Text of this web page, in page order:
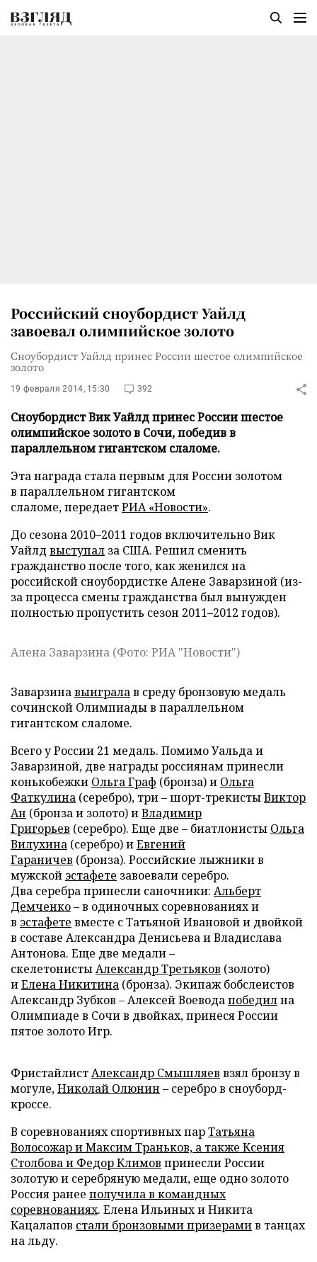
Российский сноубордист Уайлд
завоевал олимпийское золото
Сноубордист Уайлд принес России шестое олимпийское
золото
19 февраля 2014, 15:30 392
Сноубордист Вик Уайлд принес России шестое
олимпийское золото в Сочи, победив в
параллельном гигантском слаломе.
Эта награда стала первым для России золотом
в параллельном гигантском
слаломе, передаетРИА «Новости».
До сезона 2010–2011 годов включительноВик
Уайлд выступал за США. Решил сменить
гражданство после того, как женился на
российской сноубордистке Алене Заварзиной (из-
за процесса смены гражданства был вынужден
полностью пропустить сезон 2011–2012 годов).
Алена Заварзина (Фото: РИА "Новости")
Заварзинавыигралав среду бронзовую медаль
сочинской Олимпиады в параллельном
гигантском слаломе.
Всего у России 21 медаль. Помимо Уальда и
Заварзиной, две награды россиянам принесли
конькобежки Ольга Граф (бронза) и Ольга
Фаткулина (серебро), три – шорт-трекистыВиктор
Ан (бронза и золото) иВладимир
Григорьев (серебро). Еще две – биатлонисты Ольга
Вилухина (серебро) иЕвгений
Гараничев (бронза). Российские лыжники в
мужской эстафете завоевали серебро.
Два серебра принесли саночники: Альберт
Демченко– в одиночных соревнованиях и
в эстафете вместе с Татьяной Ивановой и двойкой
в составе Александра Денисьева и Владислава
Антонова. Еще две медали –
скелетонистыАлександр Третьяков (золото)
иЕлена Никитина (бронза). Экипаж бобслеистов
Александр Зубков – Алексей Воеводапобедилна
Олимпиаде в Сочи в двойках, принеся России
пятое золото Игр.
ФристайлистАлександр Смышляев взял бронзу в
могуле,Николай Олюнин – серебро в сноуборд-
кроссе.
В соревнованиях спортивных парТатьяна
Волосожар и Максим Траньков, а также Ксения
Столбова и Федор Климов принесли России
золотую и серебряную медали, еще одно золото
Россия ранее получила в командных
соревнованиях. Елена Ильиных и Никита
Кацалапов стали бронзовыми призерамив танцах
на льду.